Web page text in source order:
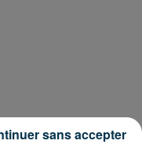
sans accepter